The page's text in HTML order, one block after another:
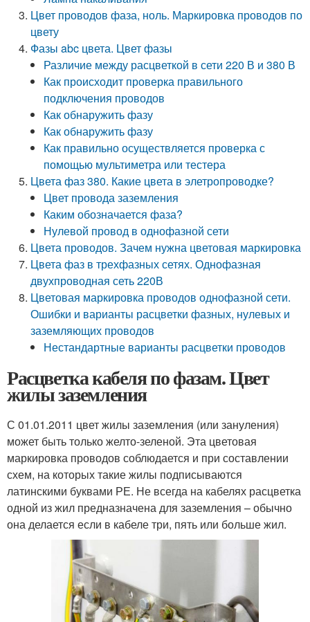
Цвет проводов фаза, ноль. Маркировка проводов по
цвету
Фазы abc цвета. Цвет фазы
Различие между расцветкой в сети 220 В и 380 В
Как происходит проверка правильного
подключения проводов
Как обнаружить фазу
Как обнаружить фазу
Как правильно осуществляется проверка с
помощью мультиметра или тестера
Цвета фаз 380. Какие цвета в элетропроводке?
Цвет провода заземления
Каким обозначается фаза?
Нулевой провод в однофазной сети
Цвета проводов. Зачем нужна цветовая маркировка
Цвета фаз в трехфазных сетях. Однофазная
двухпроводная сеть 220В
Цветовая маркировка проводов однофазной сети.
Ошибки и варианты расцветки фазных, нулевых и
заземляющих проводов
Нестандартные варианты расцветки проводов
Расцветка кабеля по фазам. Цвет
жилы заземления
С 01.01.2011 цвет жилы заземления (или зануления)
может быть только желто-зеленой. Эта цветовая
маркировка проводов соблюдается и при составлении
схем, на которых такие жилы подписываются
латинскими буквами РЕ. Не всегда на кабелях расцветка
одной из жил предназначена для заземления – обычно
она делается если в кабеле три, пять или больше жил.